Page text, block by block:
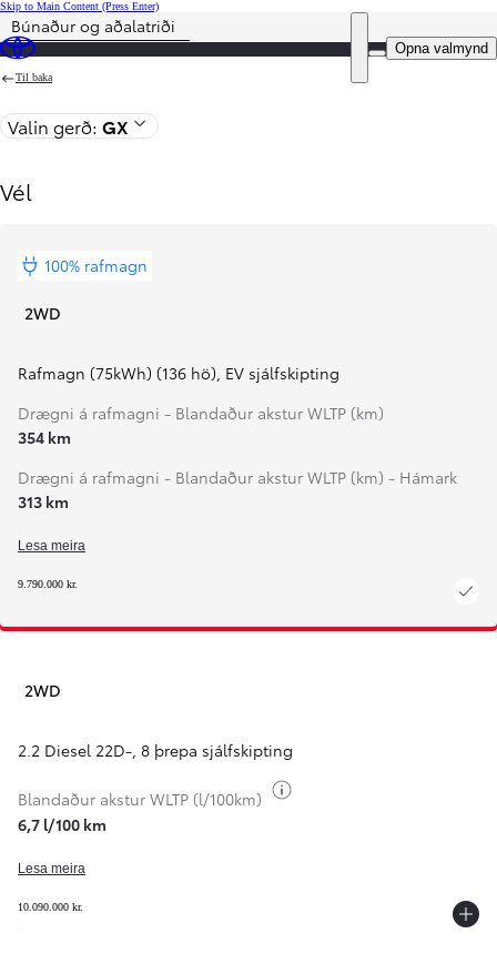
Skip to Main Content (Press Enter)
DEALER NAME
Opna valmynd
Price is updated The price of your configuration is 9.790.000 kr.
Búnaður og aðalatriði
Til baka
Valin gerð: GX
Vél
100% rafmagn
2WD
Rafmagn (75kWh) (136 hö), EV sjálfskipting
Drægni á rafmagni - Blandaður akstur WLTP (km)
354 km
Drægni á rafmagni - Blandaður akstur WLTP (km) - Hámark
313 km
Lesa meira
9.790.000 kr.
2WD
2.2 Diesel 22D-, 8 þrepa sjálfskipting
Blandaður akstur WLTP (l/100km)
6,7 l/100 km
Lesa meira
10.090.000 kr.